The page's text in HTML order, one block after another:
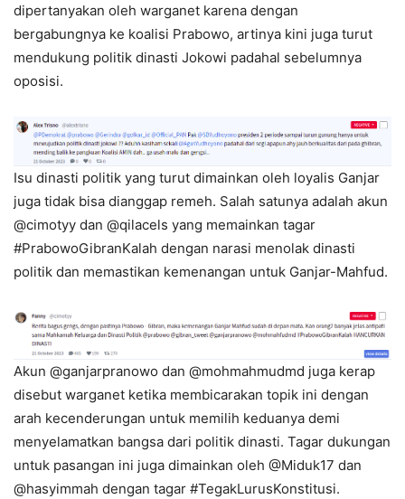
dipertanyakan oleh warganet karena dengan
bergabungnya ke koalisi Prabowo, artinya kini juga turut
mendukung politik dinasti Jokowi padahal sebelumnya
oposisi.
Isu dinasti politik yang turut dimainkan oleh loyalis Ganjar
juga tidak bisa dianggap remeh. Salah satunya adalah akun
@cimotyy dan @qilacels yang memainkan tagar
#PrabowoGibranKalah dengan narasi menolak dinasti
politik dan memastikan kemenangan untuk Ganjar-Mahfud.
Akun @ganjarpranowo dan @mohmahmudmd juga kerap
disebut warganet ketika membicarakan topik ini dengan
arah kecenderungan untuk memilih keduanya demi
menyelamatkan bangsa dari politik dinasti. Tagar dukungan
untuk pasangan ini juga dimainkan oleh @Miduk17 dan
@hasyimmah dengan tagar #TegakLurusKonstitusi.